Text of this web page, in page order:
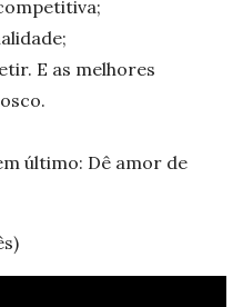
E as melhores
último: Dê amor de